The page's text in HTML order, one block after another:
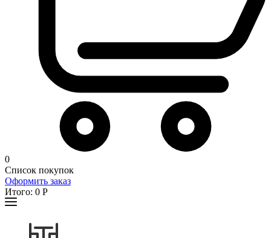
0
Список покупок
Оформить заказ
Итого: 0 Р